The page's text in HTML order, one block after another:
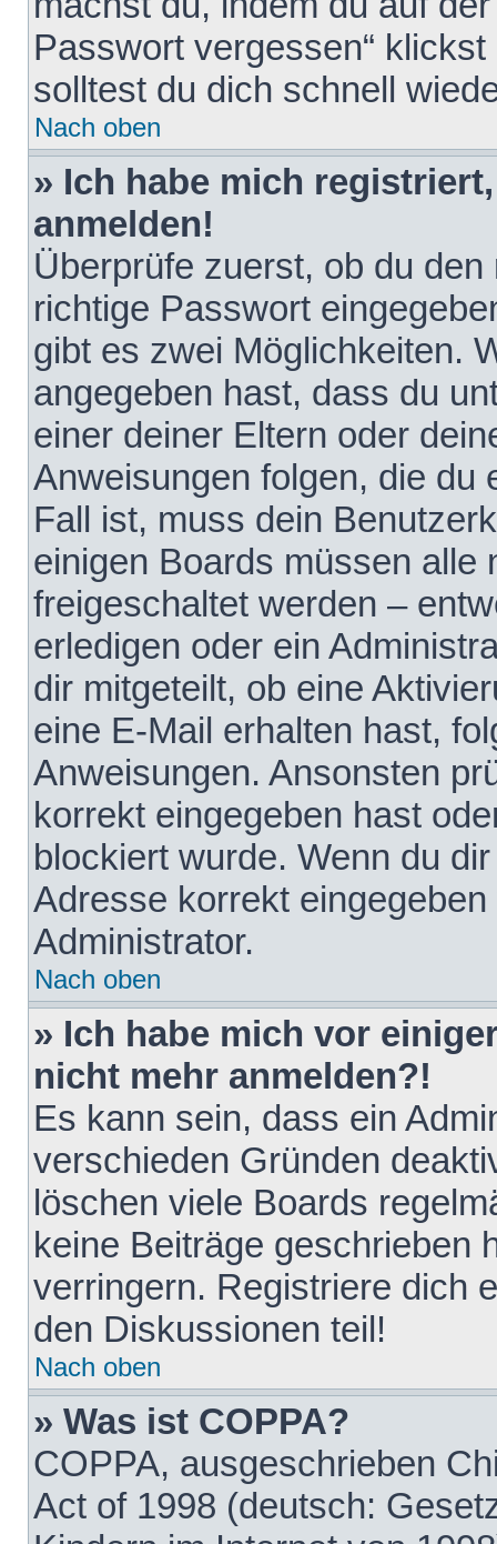
Passwort vergessen“
solltest du dich schnell
Nach oben
» Ich habe mich
anmelden!
Überprüfe zuerst, ob du
richtige Passwort
gibt es zwei Möglichkeiten.
angegeben hast, dass du
einer deiner Eltern oder
Anweisungen folgen, die du
Fall ist, muss dein
einigen Boards müssen alle
freigeschaltet werden –
erledigen oder ein
dir mitgeteilt, ob eine
eine E-Mail erhalten hast,
Anweisungen. Ansonsten
korrekt eingegeben hast
blockiert wurde. Wenn du
Adresse korrekt
Administrator.
Nach oben
» Ich habe mich vor
nicht mehr anmelden?!
Es kann sein, dass ein
verschieden Gründen
löschen viele Boards
keine Beiträge geschrieben
verringern. Registriere dich
den Diskussionen teil!
Nach oben
» Was ist COPPA?
COPPA, ausgeschrieben
Act of 1998 (deutsch: